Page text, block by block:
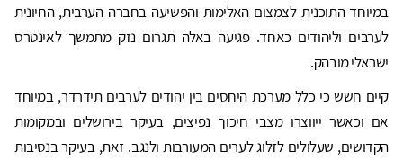
במיוחד התוכנית לצמצום האלימות והפשיעה בחברה הערבית, החיונית
לערבים וליהודים כאחד. פגיעה באלה תגרום נזק מתמשך לאינטרס
ישראלי מובהק.
קיים חשש כי כלל מערכת היחסים בין יהודים לערבים תידרדר, במיוחד
אם וכאשר ייווצרו מצבי חיכוך נפיצים, בעיקר בירושלים ובמקומות
הקדושים, שעלולים לזלוג לערים המעורבות ולנגב. זאת, בעיקר בנסיבות